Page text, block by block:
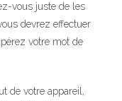
vous juste de les
devrez effectuer
votre mot de
de votre appareil,